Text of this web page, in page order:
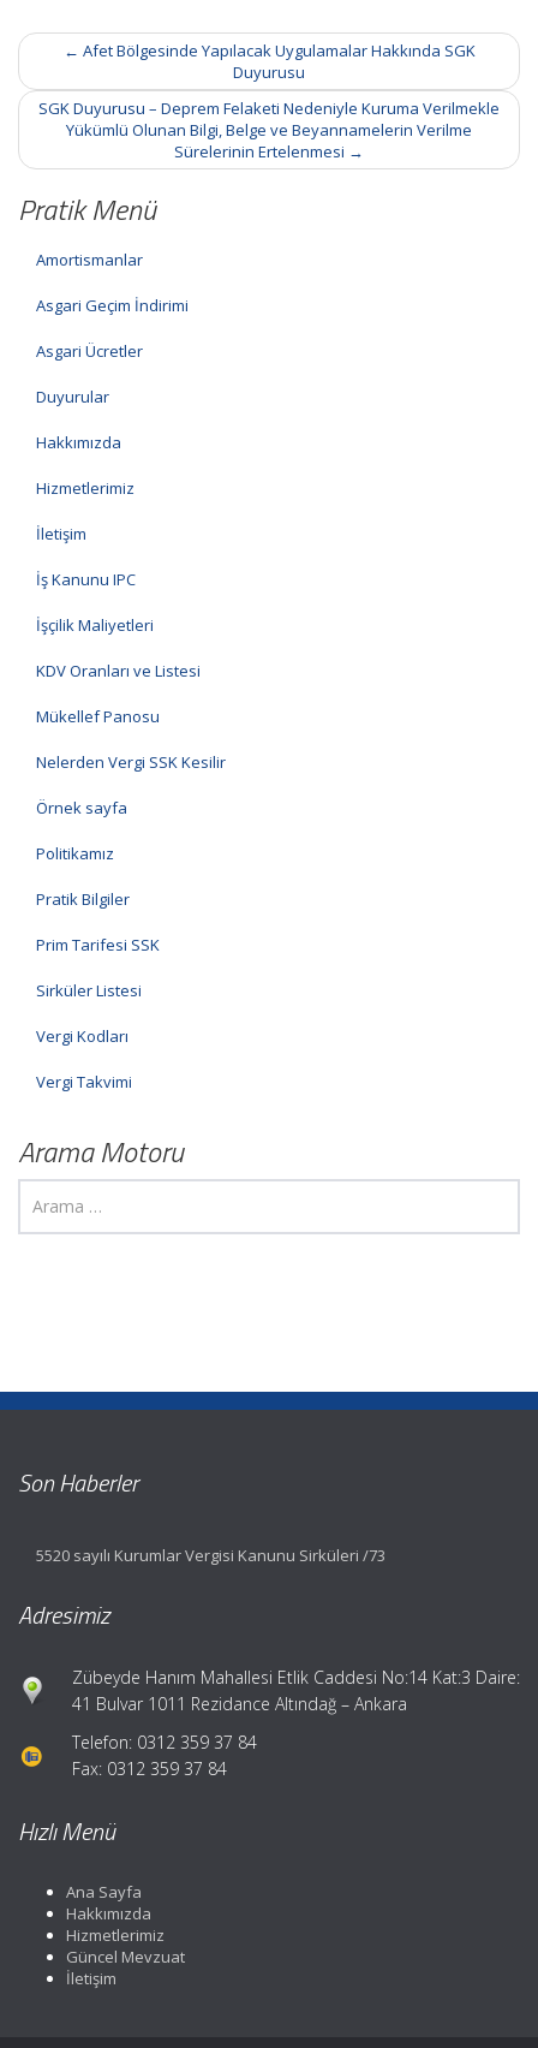
Post
navigation
← Afet Bölgesinde Yapılacak Uygulamalar Hakkında SGK
Duyurusu
SGK Duyurusu – Deprem Felaketi Nedeniyle Kuruma Verilmekle
Yükümlü Olunan Bilgi, Belge ve Beyannamelerin Verilme
Sürelerinin Ertelenmesi →
Pratik Menü
Amortismanlar
Asgari Geçim İndirimi
Asgari Ücretler
Duyurular
Hakkımızda
Hizmetlerimiz
İletişim
İş Kanunu IPC
İşçilik Maliyetleri
KDV Oranları ve Listesi
Mükellef Panosu
Nelerden Vergi SSK Kesilir
Örnek sayfa
Politikamız
Pratik Bilgiler
Prim Tarifesi SSK
Sirküler Listesi
Vergi Kodları
Vergi Takvimi
Arama Motoru
Son Haberler
5520 sayılı Kurumlar Vergisi Kanunu Sirküleri /73
Adresimiz
Zübeyde Hanım Mahallesi Etlik Caddesi No:14 Kat:3 Daire:
41 Bulvar 1011 Rezidance Altındağ – Ankara
Telefon: 0312 359 37 84
Fax: 0312 359 37 84
Hızlı Menü
Ana Sayfa
Hakkımızda
Hizmetlerimiz
Güncel Mevzuat
İletişim